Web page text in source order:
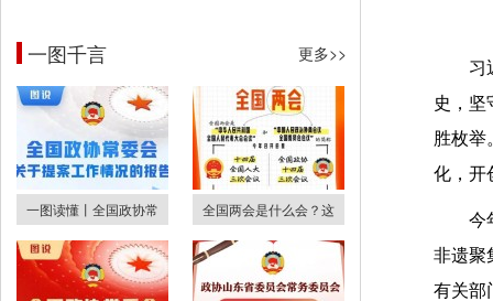
一图千言 更多>>
一图读懂丨全国政协常 全国两会是什么会？这
习
史，坚
胜枚举
化，开
今
非遗聚
有关部